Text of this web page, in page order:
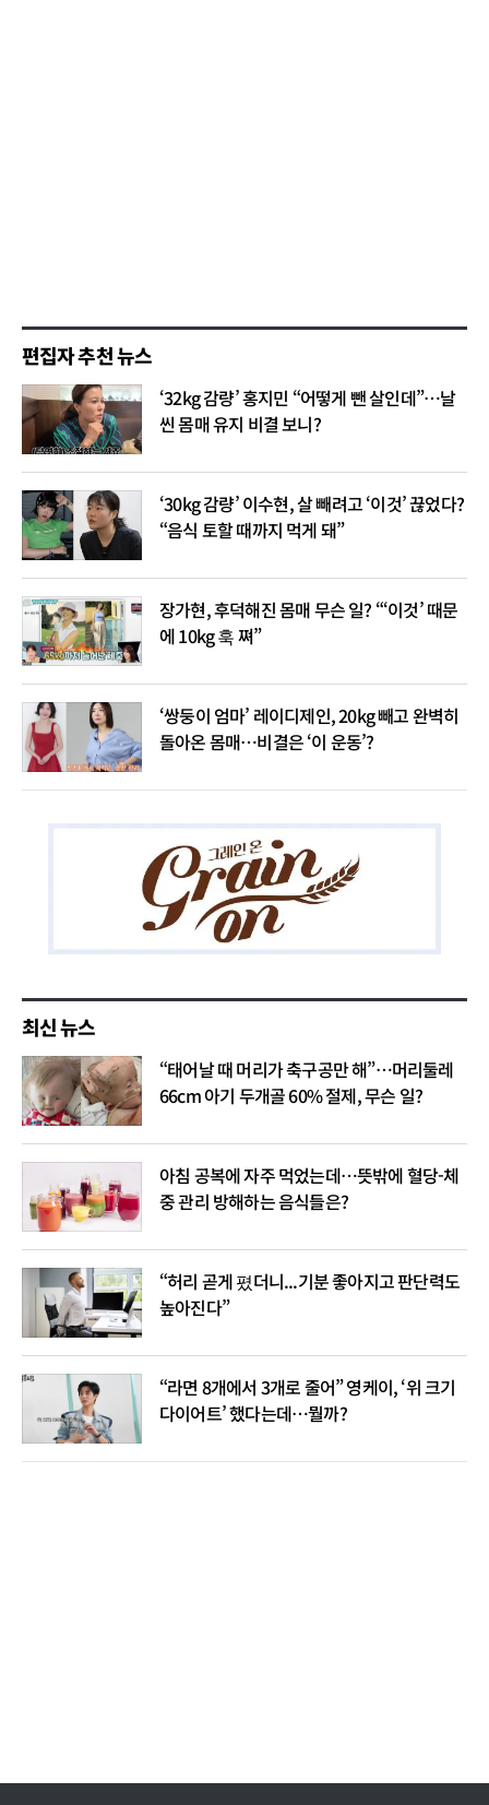
편집자 추천 뉴스
‘32kg 감량’ 홍지민 “어떻게 뺀 살인데”…날
씬 몸매 유지 비결 보니?
‘30kg 감량’ 이수현, 살 빼려고 ‘이것’ 끊었다?
“음식 토할 때까지 먹게 돼”
장가현, 후덕해진 몸매 무슨 일? “‘이것’ 때문
에 10kg 훅 쪄”
‘쌍둥이 엄마’ 레이디제인, 20kg 빼고 완벽히
돌아온 몸매…비결은 ‘이 운동’?
최신 뉴스
“태어날 때 머리가 축구공만 해”…머리둘레
66cm 아기 두개골 60% 절제, 무슨 일?
아침 공복에 자주 먹었는데…뜻밖에 혈당-체
중 관리 방해하는 음식들은?
“허리 곧게 폈더니...기분 좋아지고 판단력도
높아진다”
“라면 8개에서 3개로 줄어” 영케이, ‘위 크기
다이어트’ 했다는데…뭘까?